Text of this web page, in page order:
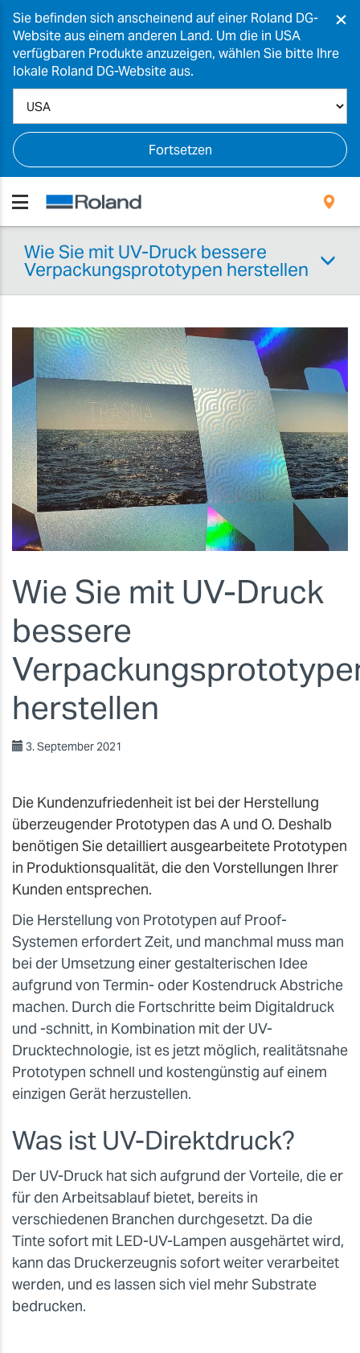
Sie befinden sich anscheinend auf einer Roland DG-
Website aus einem anderen Land. Um die in USA
verfügbaren Produkte anzuzeigen, wählen Sie bitte Ihre
lokale Roland DG-Website aus.
Fortsetzen
×
Wie Sie mit UV-Druck bessere
Verpackungsprototypen herstellen
Wie Sie mit UV-Druck
bessere
herstellen
3. September 2021
Die Kundenzufriedenheit ist bei der Herstellung
überzeugender Prototypen das A und O. Deshalb
benötigen Sie detailliert ausgearbeitete Prototypen
in Produktionsqualität, die den Vorstellungen Ihrer
Kunden entsprechen.
Die Herstellung von Prototypen auf Proof-
Systemen erfordert Zeit, und manchmal muss man
bei der Umsetzung einer gestalterischen Idee
aufgrund von Termin- oder Kostendruck Abstriche
machen. Durch die Fortschritte beim Digitaldruck
und -schnitt, in Kombination mit der UV-
Drucktechnologie, ist es jetzt möglich, realitätsnahe
Prototypen schnell und kostengünstig auf einem
einzigen Gerät herzustellen.
Was ist UV-Direktdruck?
Der UV-Druck hat sich aufgrund der Vorteile, die er
für den Arbeitsablauf bietet, bereits in
verschiedenen Branchen durchgesetzt. Da die
Tinte sofort mit LED-UV-Lampen ausgehärtet wird,
kann das Druckerzeugnis sofort weiter verarbeitet
werden, und es lassen sich viel mehr Substrate
bedrucken.